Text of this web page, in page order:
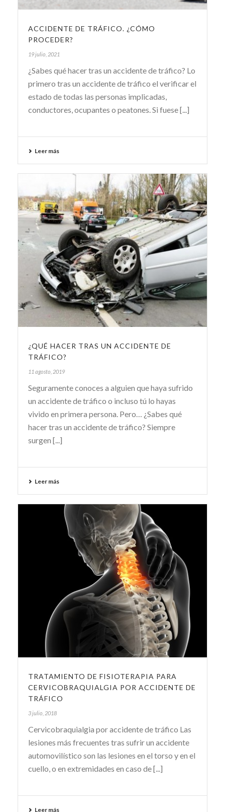
ACCIDENTE DE TRÁFICO. ¿CÓMO
PROCEDER?
19 julio, 2021
¿Sabes qué hacer tras un accidente de tráfico? Lo
primero tras un accidente de tráfico el verificar el
estado de todas las personas implicadas,
conductores, ocupantes o peatones. Si fuese [...]
Leer más
¿QUÉ HACER TRAS UN ACCIDENTE DE
TRÁFICO?
11 agosto, 2019
Seguramente conoces a alguien que haya sufrido
un accidente de tráfico o incluso tú lo hayas
vivido en primera persona. Pero… ¿Sabes qué
hacer tras un accidente de tráfico? Siempre
surgen [...]
Leer más
TRATAMIENTO DE FISIOTERAPIA PARA
CERVICOBRAQUIALGIA POR ACCIDENTE DE
TRÁFICO
3 julio, 2018
Cervicobraquialgia por accidente de tráfico Las
lesiones más frecuentes tras sufrir un accidente
automovilístico son las lesiones en el torso y en el
cuello, o en extremidades en caso de [...]
Leer más